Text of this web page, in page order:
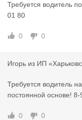
Требуется водитель
01 80
0 0
Игорь из ИП
Требуется водитель
постоянной основе!
0 0